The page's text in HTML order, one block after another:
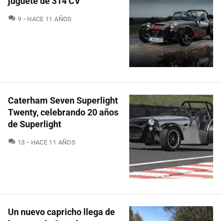
9 COMENTARIOS
HACE 11 AÑOS
Caterham Seven Superlight
Twenty, celebrando 20 años
de Superlight
13 COMENTARIOS
HACE 11 AÑOS
Un nuevo capricho llega de